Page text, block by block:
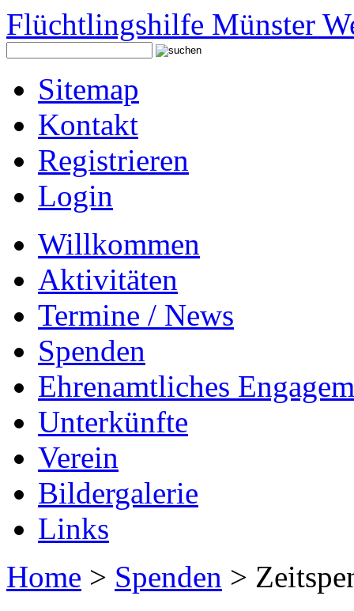
Flüchtlingshilfe Münster
Sitemap
Kontakt
Registrieren
Login
Willkommen
Aktivitäten
Termine / News
Spenden
Ehrenamtliches
Unterkünfte
Verein
Bildergalerie
Links
Home > Spenden >